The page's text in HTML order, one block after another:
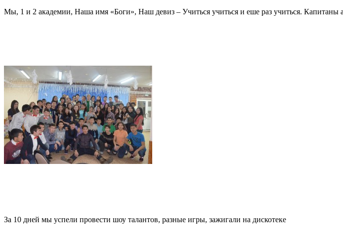
Мы, 1 и 2 академии, Наша имя «Боги», Наш девиз – Учиться учиться и еше раз учиться.
За 10 дней мы успели провести шоу талантов, разные игры, зажигали на дискотеке